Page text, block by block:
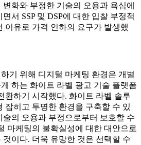
화와 부정한 기술의 오용과 욕심에
서 SSP 및 DSP에 대한 입찰 부정적
이유로 가격 인하의 요구가 발생했
기 위해 디지털 마케팅 환경은 개별
하는 화이트 라벨 광고 기술 플랫폼
환하기 시작했다. 화이트 라벨 솔루
잡히고 투명한 환경을 구축할 수 있
의 오용과 부정으로부터 보호할 수
마케팅의 불확실성에 대한 대안으로
이다. 더욱 유망한 것은 선택할 수